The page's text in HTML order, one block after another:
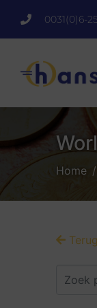
0031(0)6-
Home